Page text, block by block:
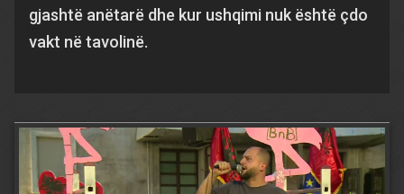
gjashtë anëtarë dhe kur ushqimi nuk është çdo
vakt në tavolinë.